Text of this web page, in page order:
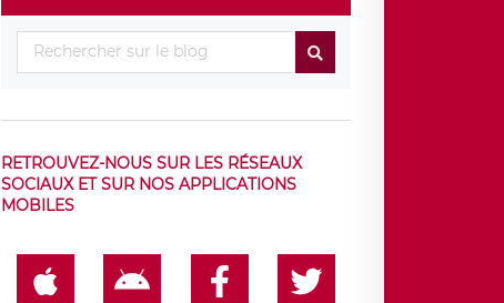
RETROUVEZ-NOUS SUR LES RÉSEAUX
SOCIAUX ET SUR NOS APPLICATIONS
MOBILES